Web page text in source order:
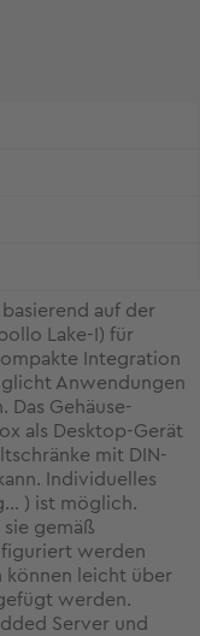
auf der
Lake-I) für
Integration
Anwendungen
Das Gehäuse-
als Desktop-Gerät
mit DIN-
Individuelles
) ist möglich.
sie gemäß
werden
können leicht über
werden.
Server und